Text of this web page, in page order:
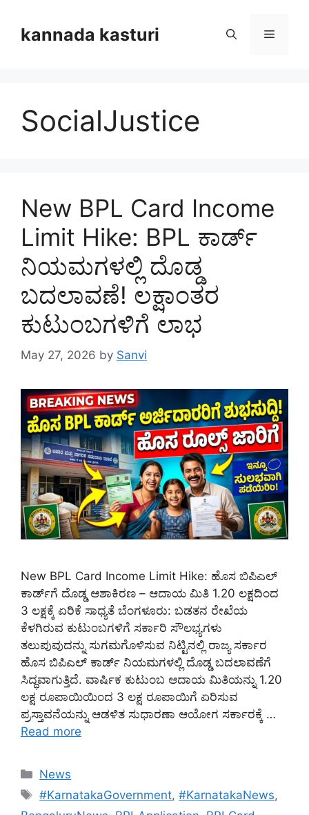
contentkannada kasturi Menu
SocialJustice
New BPL Card Income
Limit Hike: BPL ಕಾರ್ಡ್
ನಿಯಮಗಳಲ್ಲಿ ದೊಡ್ಡ
ಬದಲಾವಣೆ! ಲಕ್ಷಾಂತರ
ಕುಟುಂಬಗಳಿಗೆ ಲಾಭ
May 27, 2026 by Sanvi
New BPL Card Income Limit Hike: ಹೊಸ ಬಿಪಿಎಲ್
ಕಾರ್ಡ್‌ಗೆ ದೊಡ್ಡ ಆಶಾಕಿರಣ – ಆದಾಯ ಮಿತಿ 1.20 ಲಕ್ಷದಿಂದ
3 ಲಕ್ಷಕ್ಕೆ ಏರಿಕೆ ಸಾಧ್ಯತೆ ಬೆಂಗಳೂರು: ಬಡತನ ರೇಖೆಯ
ಕೆಳಗಿರುವ ಕುಟುಂಬಗಳಿಗೆ ಸರ್ಕಾರಿ ಸೌಲಭ್ಯಗಳು
ತಲುಪುವುದನ್ನು ಸುಗಮಗೊಳಿಸುವ ನಿಟ್ಟಿನಲ್ಲಿ ರಾಜ್ಯ ಸರ್ಕಾರ
ಹೊಸ ಬಿಪಿಎಲ್ ಕಾರ್ಡ್ ನಿಯಮಗಳಲ್ಲಿ ದೊಡ್ಡ ಬದಲಾವಣೆಗೆ
ಸಿದ್ಧವಾಗುತ್ತಿದೆ. ವಾರ್ಷಿಕ ಕುಟುಂಬ ಆದಾಯ ಮಿತಿಯನ್ನು 1.20
ಲಕ್ಷ ರೂಪಾಯಿಯಿಂದ 3 ಲಕ್ಷ ರೂಪಾಯಿಗೆ ಏರಿಸುವ
ಪ್ರಸ್ತಾವನೆಯನ್ನು ಆಡಳಿತ ಸುಧಾರಣಾ ಆಯೋಗ ಸರ್ಕಾರಕ್ಕೆ …
Read more
Categories
News
Tags
#KarnatakaGovernment,#KarnatakaNews,